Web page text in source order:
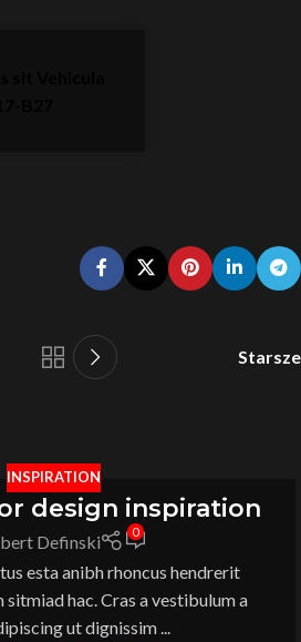
Starsze
INSPIRATION
design inspiration
Definski 0
esta anibh rhoncus hendrerit
hac. Cras a vestibulum a
ut dignissim ...